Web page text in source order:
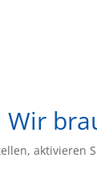
Wir
aktivieren